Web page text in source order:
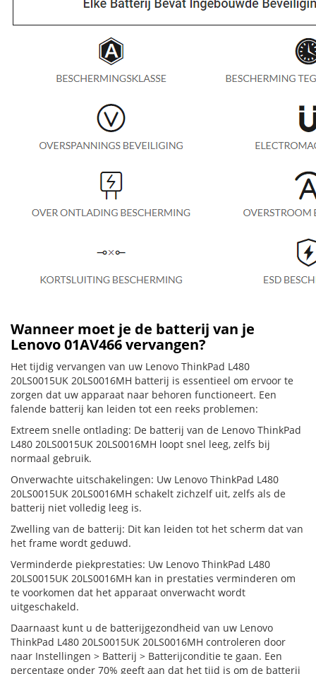
Wanneer moet je de batterij van je
Lenovo 01AV466 vervangen?
Het tijdig vervangen van uw Lenovo ThinkPad L480
20LS0015UK 20LS0016MH batterij is essentieel om ervoor te
zorgen dat uw apparaat naar behoren functioneert. Een
falende batterij kan leiden tot een reeks problemen:
Extreem snelle ontlading: De batterij van de Lenovo ThinkPad
L480 20LS0015UK 20LS0016MH loopt snel leeg, zelfs bij
normaal gebruik.
Onverwachte uitschakelingen: Uw Lenovo ThinkPad L480
20LS0015UK 20LS0016MH schakelt zichzelf uit, zelfs als de
batterij niet volledig leeg is.
Zwelling van de batterij: Dit kan leiden tot het scherm dat van
het frame wordt geduwd.
Verminderde piekprestaties: Uw Lenovo ThinkPad L480
20LS0015UK 20LS0016MH kan in prestaties verminderen om
te voorkomen dat het apparaat onverwacht wordt
uitgeschakeld.
Daarnaast kunt u de batterijgezondheid van uw Lenovo
ThinkPad L480 20LS0015UK 20LS0016MH controleren door
naar Instellingen > Batterij > Batterijconditie te gaan. Een
percentage onder 70% geeft aan dat het tijd is om de batterij